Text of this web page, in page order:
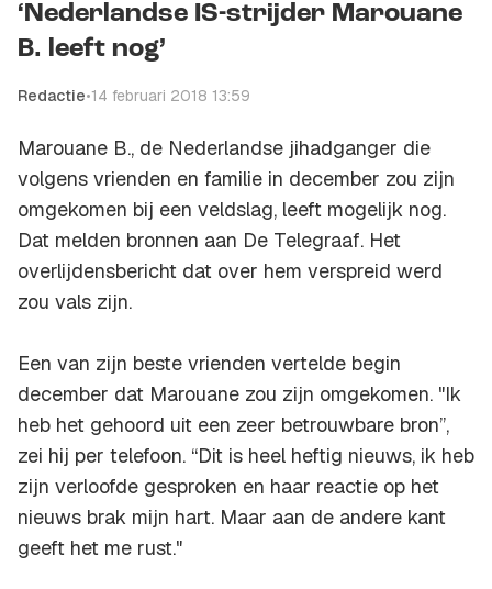
Kopieer link
‘Nederlandse IS-strijder Marouane
B. leeft nog’
Redactie•14 februari 2018 13:59
Marouane B., de Nederlandse jihadganger die
volgens vrienden en familie in december zou zijn
omgekomen bij een veldslag, leeft mogelijk nog.
Dat melden bronnen aan De Telegraaf. Het
overlijdensbericht dat over hem verspreid werd
zou vals zijn.
Een van zijn beste vrienden vertelde begin
december dat Marouane zou zijn omgekomen. "Ik
heb het gehoord uit een zeer betrouwbare bron”,
zei hij per telefoon. “Dit is heel heftig nieuws, ik heb
zijn verloofde gesproken en haar reactie op het
nieuws brak mijn hart. Maar aan de andere kant
geeft het me rust."